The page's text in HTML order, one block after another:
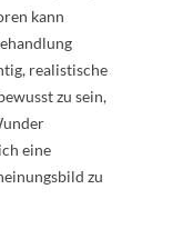
kann
realistische
zu sein,
eine
zu